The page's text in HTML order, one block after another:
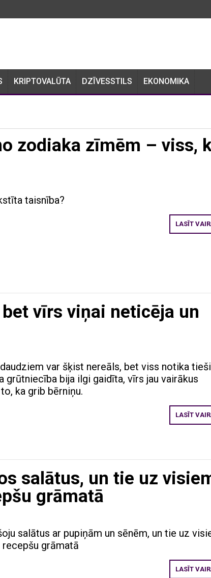
KRIPTOVALŪTA DZĪVESSTILS EKONOMIKA
zodiaka zīmēm – viss,
taisnība?
LASĪT
vīrs viņai neticēja un
var šķist nereāls, bet viss notika
grūtniecība bija ilgi gaidīta, vīrs jau vairākus
ka grib bērniņu.
LASĪT
salātus, un tie uz
grāmatā
salātus ar pupiņām un sēnēm, un tie uz
grāmatā
LASĪT